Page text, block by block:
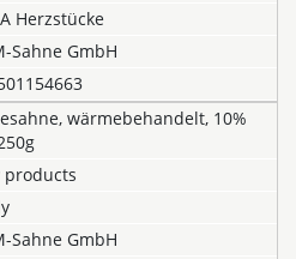
Herzstücke
Sahne GmbH
wärmebehandelt, 10%
products
Sahne GmbH